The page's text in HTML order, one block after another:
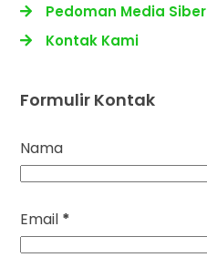
Pedoman Media Siber
Kontak Kami
Formulir Kontak
Nama
Email *